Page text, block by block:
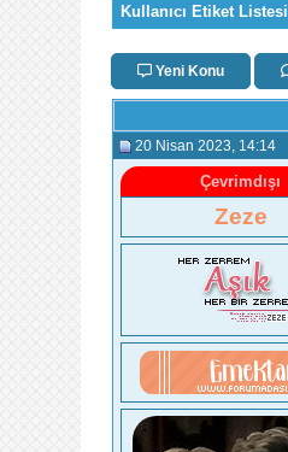
Kullanıcı Etiket Listesi
Yeni Konu
20 Nisan 2023 , 14:14
Çevrimdışı
Zeze